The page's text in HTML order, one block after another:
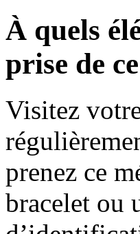
À quels
prise de
Visitez
prenez ce
bracelet ou